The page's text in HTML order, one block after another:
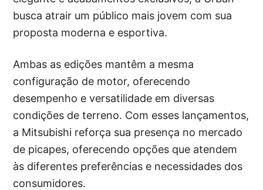
busca atrair um público mais jovem com sua
proposta moderna e esportiva.
Ambas as edições mantêm a mesma
configuração de motor, oferecendo
desempenho e versatilidade em diversas
condições de terreno. Com esses lançamentos,
a Mitsubishi reforça sua presença no mercado
de picapes, oferecendo opções que atendem
às diferentes preferências e necessidades dos
consumidores.